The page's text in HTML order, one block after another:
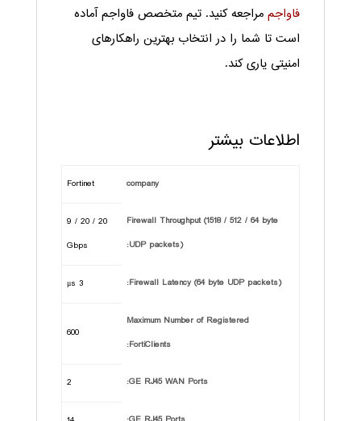
فاواجممراجعه کنید. تیم متخصص فاواجم آماده
است تا شما را در انتخاب بهترین راهکارهای
امنیتی یاری کند.
اطلاعات بیشتر
company
Fortinet
Firewall Throughput (1518 / 512 / 64 byte
UDP packets):
20 / 20 / 9
Gbps
Firewall Latency (64 byte UDP packets):
3 μs
Maximum Number of Registered
FortiClients:
600
GE RJ45 WAN Ports:
2